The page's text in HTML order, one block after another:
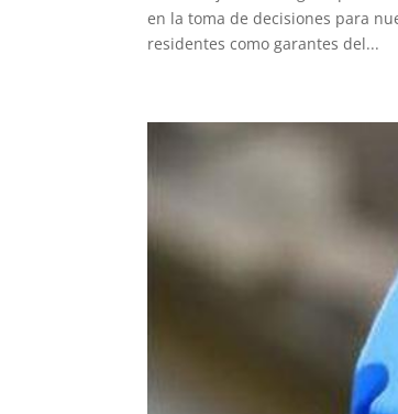
en la toma de decisiones para
residentes como garantes del...